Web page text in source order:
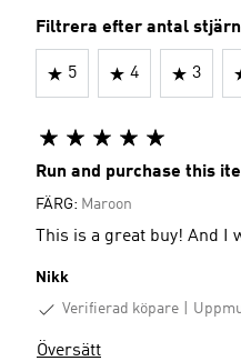
Filtrera efter antal
5 4 3
Run and purchase this
FÄRG: Maroon
This is a great buy! And
Nikk
Verifierad köpare
Översätt